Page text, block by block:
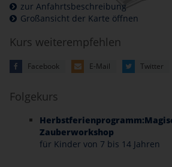
zur Anfahrtsbeschreibung
Großansicht der Karte öffnen
Kurs weiterempfehlen
Facebook E-Mail Twitter
Folgekurs
Zauberworkshop
für Kinder von 7 bis 14 Jahren